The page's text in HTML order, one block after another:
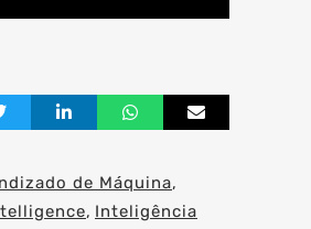
de Máquina,
, Inteligência